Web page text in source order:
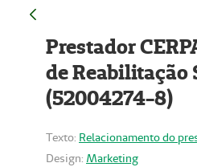
Prestador
de Reabilitação
(52004274-8)
Texto: Relacionamento do
Design: Marketing